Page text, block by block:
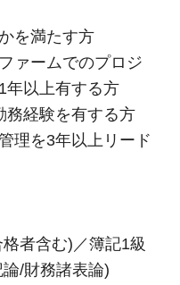
を満たす方
ァームでのプロジ
年以上有する方
務経験を有する方
理を3年以上リード
者含む)／簿記1級
/財務諸表論)